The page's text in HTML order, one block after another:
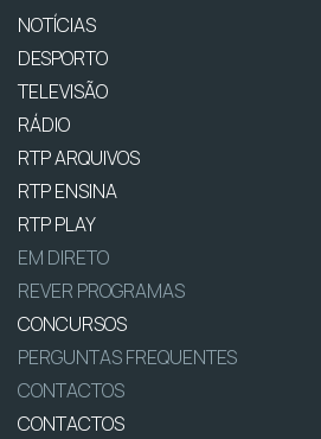
NOTÍCIAS
DESPORTO
TELEVISÃO
RÁDIO
RTP ARQUIVOS
RTP ENSINA
RTP PLAY
EM DIRETO
REVER PROGRAMAS
CONCURSOS
PERGUNTAS FREQUENTES
CONTACTOS
CONTACTOS